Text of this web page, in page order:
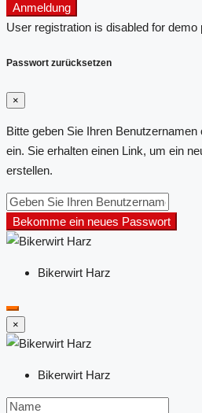
Anmeldung
User registration is disabled for demo
Passwort zurücksetzen
×
Bitte geben Sie Ihren
ein. Sie erhalten einen Link, um ein
erstellen.
Bekomme ein neues Passwort
Bikerwirt Harz
×
Bikerwirt Harz